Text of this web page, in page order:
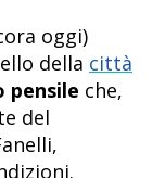
oggi)
della città
pensile che,
del